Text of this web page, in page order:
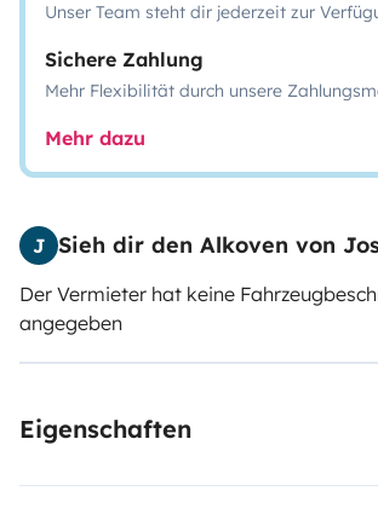
Unser Team steht dir jederzeit zur
Sichere Zahlung
Mehr Flexibilität durch unsere
Mehr dazu
J Sieh dir den Alkoven von
Der Vermieter hat keine
angegeben
Eigenschaften